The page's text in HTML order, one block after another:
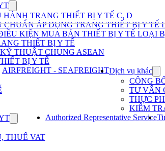
submenu
for
Dịch
vụ
nhập
khẩu
TBYT
TRANG THIẾT BỊ Y TẾ C, D
CHUẨN ÁP DỤNG TRANG THIẾT BỊ Y TẾ
KIỆN MUA BÁN THIẾT BỊ Y TẾ LOẠI
THIẾT BỊ Y TẾ
THUẬT CHUNG ASEAN
BỊ Y TẾ
AIRFREIGHT - SEAFREIGHTDịch vụ khác
for
vụ
CÔNG
TƯ VẤN
THỰC
KIỂM
submenu
for
Kinh
THUẾ VAT
Authorized Representative Service